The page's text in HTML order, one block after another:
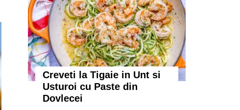
Creveti la Tigaie in Unt si
Usturoi cu Paste din
Dovlecei